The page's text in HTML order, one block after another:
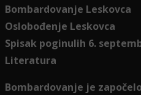
Bombardovanje Leskovca
Oslobođenje Leskovca
Spisak poginulih 6.
Literatura
Bombardovanje je